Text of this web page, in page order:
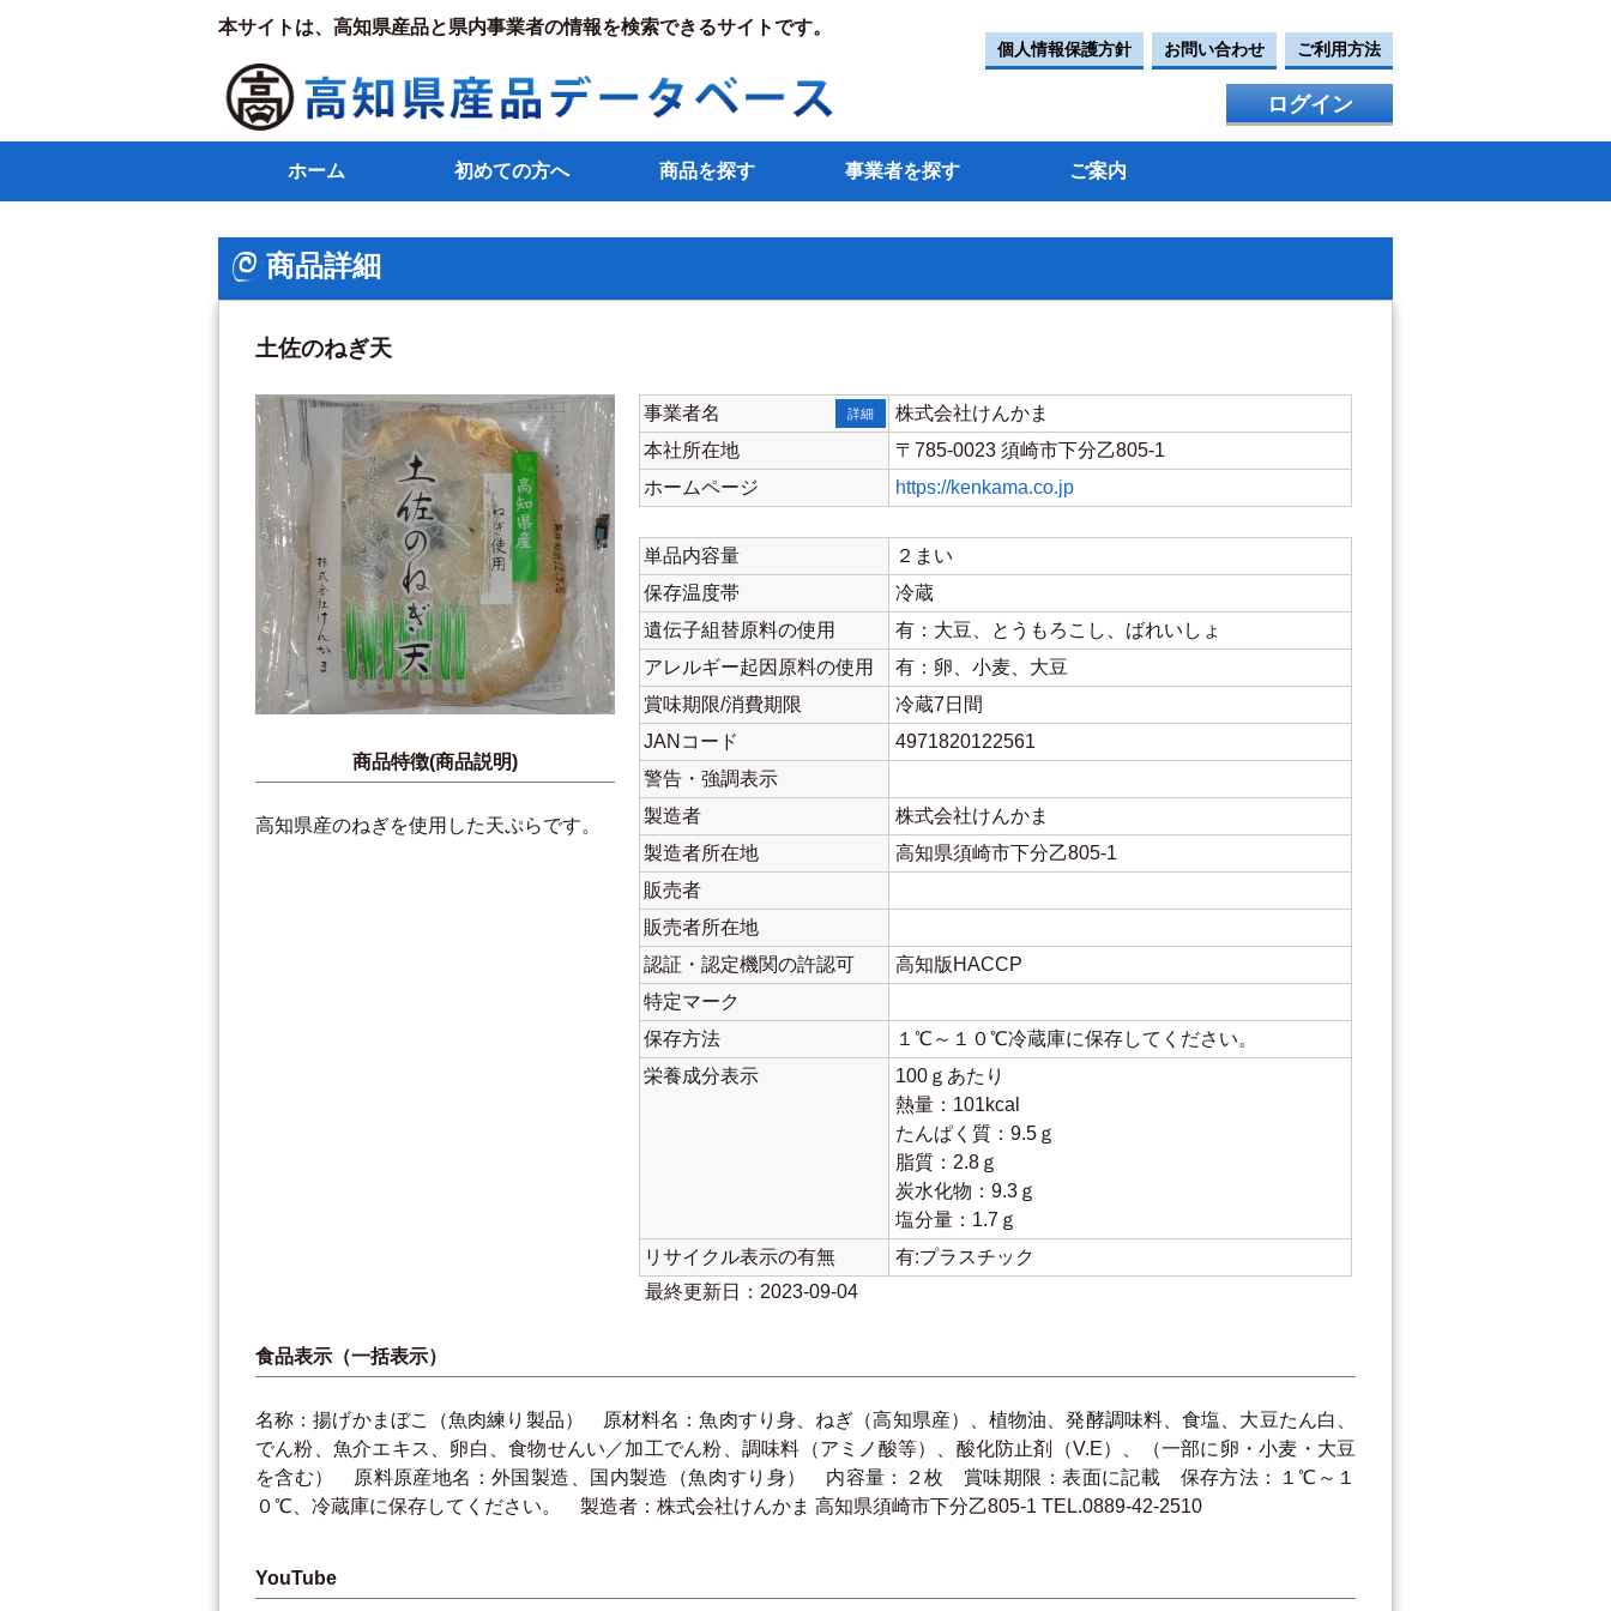
本サイトは、高知県産品と県内事業者の情報を検索できるサイトです。
個人情報保護方針 お問い合わせ ご利用方法
ログイン
ホーム 初めての方へ 商品を探す 事業者を探す ご案内
商品詳細
土佐のねぎ天
商品特徴(商品説明)
高知県産のねぎを使用した天ぷらです。
事業者名 詳細
株式会社けんかま
本社所在地
〒785-0023 須崎市下分乙805-1
ホームページ
https://kenkama.co.jp
単品内容量
２まい
保存温度帯
冷蔵
遺伝子組替原料の使用
有：大豆、とうもろこし、ばれいしょ
アレルギー起因原料の使用
有：卵、小麦、大豆
賞味期限/消費期限
冷蔵7日間
JANコード
4971820122561
警告・強調表示
製造者
株式会社けんかま
製造者所在地
高知県須崎市下分乙805-1
販売者
販売者所在地
認証・認定機関の許認可
高知版HACCP
特定マーク
保存方法
１℃～１０℃冷蔵庫に保存してください。
栄養成分表示
100ｇあたり
熱量：101kcal
たんぱく質：9.5ｇ
脂質：2.8ｇ
炭水化物：9.3ｇ
塩分量：1.7ｇ
リサイクル表示の有無
有:プラスチック
最終更新日：2023-09-04
食品表示（一括表示）
名称：揚げかまぼこ（魚肉練り製品） 原材料名：魚肉すり身、ねぎ（高知県産）、植物油、発酵調味料、食塩、大豆たん白、
でん粉、魚介エキス、卵白、食物せんい／加工でん粉、調味料（アミノ酸等）、酸化防止剤（V.E）、（一部に卵・小麦・大豆
を含む） 原料原産地名：外国製造、国内製造（魚肉すり身） 内容量：２枚 賞味期限：表面に記載 保存方法：１℃～１
０℃、冷蔵庫に保存してください。 製造者：株式会社けんかま 高知県須崎市下分乙805-1 TEL.0889-42-2510
YouTube